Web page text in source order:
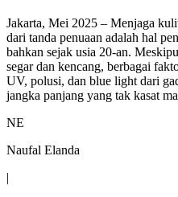
Jakarta, Mei 2025 – Menjaga
dari tanda penuaan adalah hal
bahkan sejak usia 20-an.
segar dan kencang, berbagai
UV, polusi, dan blue light dari
jangka panjang yang tak kasat
NE
Naufal Elanda
|